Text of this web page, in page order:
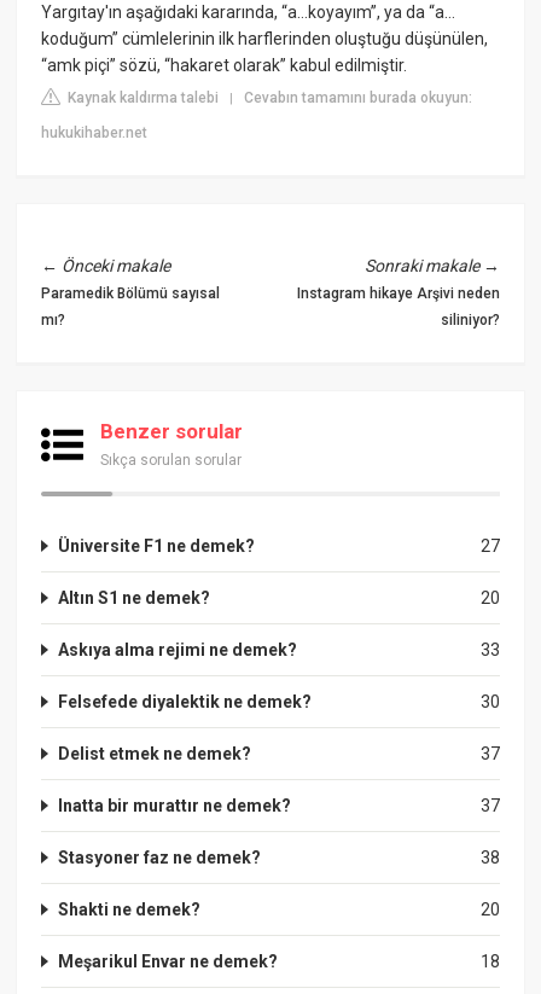
Yargıtay'ın aşağıdaki kararında, “a…koyayım”, ya da “a…
koduğum” cümlelerinin ilk harflerinden oluştuğu düşünülen,
“amk piçi” sözü, “hakaret olarak” kabul edilmiştir.
Kaynak kaldırma talebi |Cevabın tamamını burada okuyun:
hukukihaber.net
← Önceki makale
Paramedik Bölümü sayısal
mı?
Sonraki makale→
Instagram hikaye Arşivi neden
siliniyor?
Benzer sorular
Sıkça sorulan sorular
27
Üniversite F1 ne demek?
20
Altın S1 ne demek?
33
Askıya alma rejimi ne demek?
30
Felsefede diyalektik ne demek?
37
Delist etmek ne demek?
37
Inatta bir murattır ne demek?
38
Stasyoner faz ne demek?
20
Shakti ne demek?
18
Meşarikul Envar ne demek?